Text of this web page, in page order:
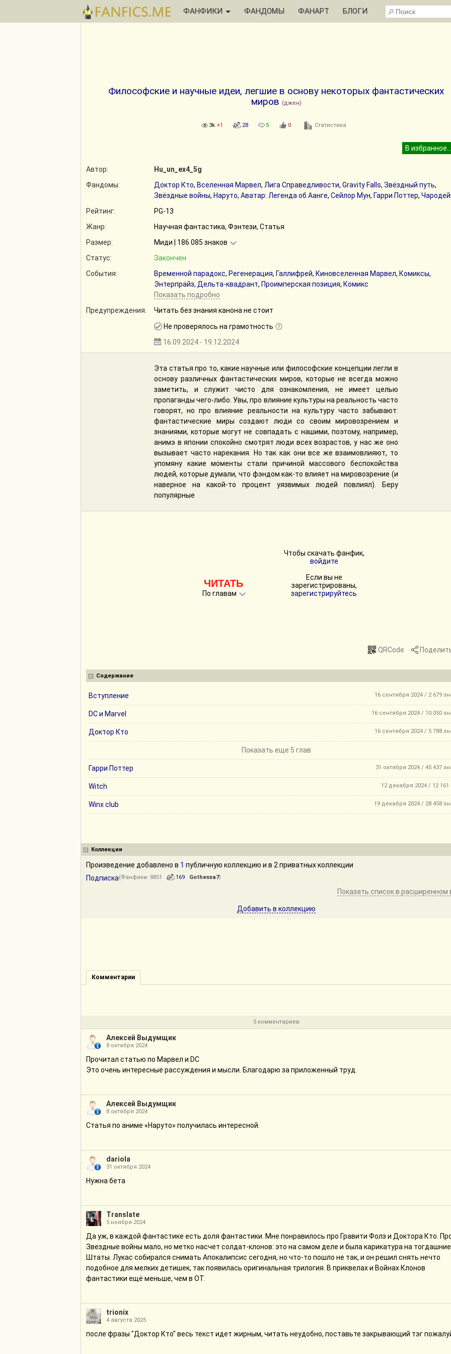
ФАНФИКИ ФАНДОМЫ ФАНАРТ БЛОГИ
Философские и научные идеи, легшие в основу некоторых фантастических
миров (джен)
3k +1 28 5 0 Статистика
Автор:
Hu_un_ex4_5g
Фандомы:
Доктор Кто, Вселенная Марвел, Лига Справедливости, Gravity Falls, Звёздный путь,
Звёздные войны, Наруто, Аватар: Легенда об Аанге, Сейлор Мун, Гарри Поттер,
Рейтинг:
PG-13
Жанр:
Научная фантастика, Фэнтези, Статья
Размер:
Миди | 186 085 знаков
Статус:
Закончен
События:
Временной парадокс, Регенерация, Галлифрей, Киновселенная Марвел, Комиксы,
Энтерпрайз, Дельта-квадрант, Проимперская позиция, Комикс
Показать подробно
Предупреждения:
Читать без знания канона не стоит
Не проверялось на грамотность
16.09.2024 - 19.12.2024
Эта статья про то, какие научные или философские концепции легли в
основу различных фантастических миров, которые не всегда можно
заметить, и служит чисто для ознакомления, не имеет целью
пропаганды чего-либо. Увы, про влияние культуры на реальность часто
говорят, но про влияние реальности на культуру часто забывают:
фантастические миры создают люди со своим мировозрением и
знаниями, которые могут не совпадать с нашими, поэтому, например,
анимэ в японии спокойно смотрят люди всех возрастов, у нас же оно
вызывает часто нарекания. Но так как они все же взаимовлияют, то
упомяну какие моменты стали причиной массового беспокойства
людей, которые думали, что фэндом как-то влияет на мировозрение (и
наверное на какой-то процент уязвимых людей повлиял). Беру
популярные
ЧИТАТЬ
По главам
Чтобы скачать фанфик,
войдите
Если вы не
зарегистрированы,
зарегистрируйтесь
QRCode
Содержание
Вступление 16 сентября 2024 / 2 679
DC и Marvel 16 сентября 2024 / 10 050
Доктор Кто 16 сентября 2024 / 5 788
Показать еще 5 глав
Гарри Поттер 31 октября 2024 / 45 437
Witch 12 декабря 2024 / 12 161
Winx club 19 декабря 2024 / 28 458
Коллекции
Произведение добавлено в 1 публичную коллекцию и в 2 приватных коллекции
Подписка(Фанфики: 8851 169 Gothessa7)
Показать список в расширенном
Добавить в коллекцию
Комментарии
5 комментариев
Алексей Выдумщик
8 октября 2024
Прочитал статью по Марвел и DC
Это очень интересные рассуждения и мысли. Благодарю за приложенный труд.
Алексей Выдумщик
8 октября 2024
Статья по аниме «Наруто» получилась интересной.
dariola
31 октября 2024
Нужна бета
Translate
5 ноября 2024
Да уж, в каждой фантастике есть доля фантастики. Мне понравилось про Гравити Фолз и Доктора Кто.
Звездные войны мало, но метко насчет солдат-клонов: это на самом деле и была карикатура на тогдашние
Штаты. Лукас собирался снимать Апокалипсис сегодня, но что-то пошло не так, и он решил снять нечто
подобное для мелких детишек, так появилась оригинальная трилогия. В приквелах и Войнах Клонов
фантастики ещё меньше, чем в ОТ.
trionix
4 августа 2025
после фразы "Доктор Кто" весь текст идет жирным, читать неудобно, поставьте закрывающий тэг